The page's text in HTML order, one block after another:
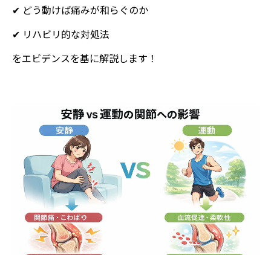
✔ どう動けば痛みが和らぐのか
✔ リハビリ的な対処法
をエビデンスを基に解説します！